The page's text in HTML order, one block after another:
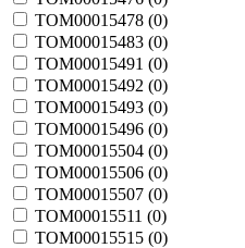
TOM00015478 (0)
TOM00015483 (0)
TOM00015491 (0)
TOM00015492 (0)
TOM00015493 (0)
TOM00015496 (0)
TOM00015504 (0)
TOM00015506 (0)
TOM00015507 (0)
TOM00015511 (0)
TOM00015515 (0)